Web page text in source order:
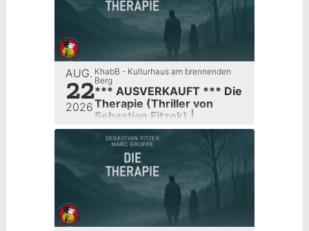
AUG.
22
2026
KhabB - Kulturhaus am brennenden
Berg
*** AUSVERKAUFT *** Die
Therapie (Thriller von
Sebastian Fitzek) |
Kulturverein Sulzbach e.V.